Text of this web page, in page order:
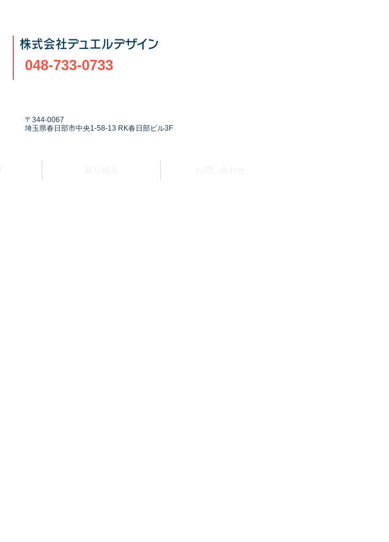
048-733-0733
〒344-0067
埼玉県春日部市中央1-58-13 RK春日部ビル3F